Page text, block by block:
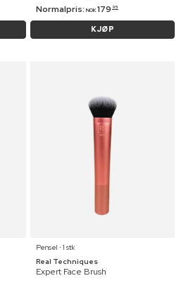
Normalpris: NOK 179 95
KJØP
Pensel ⋅ 1 stk
Real Techniques
Expert Face Brush